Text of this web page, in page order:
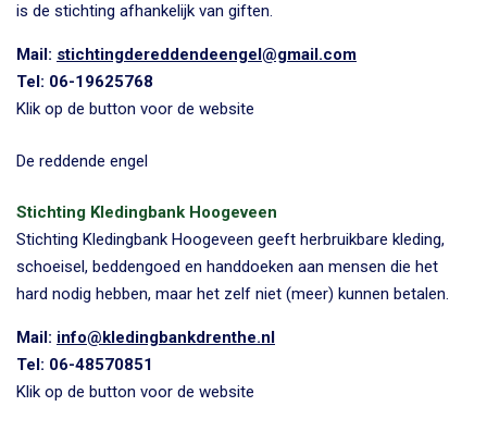
is de stichting afhankelijk van giften.
Mail: stichtingdereddendeengel@gmail.com
Tel: 06-19625768
Klik op de button voor de website
De reddende engel
Stichting Kledingbank Hoogeveen
Stichting Kledingbank Hoogeveen geeft herbruikbare kleding,
schoeisel, beddengoed en handdoeken aan mensen die het
hard nodig hebben, maar het zelf niet (meer) kunnen betalen.
Mail: info@kledingbankdrenthe.nl
Tel: 06-48570851
Klik op de button voor de website